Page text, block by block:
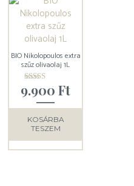
BIO Nikolopoulos extra
szűz olivaolaj 1L
Értékelés:
5.00
/ 5
9.900 Ft
KOSÁRBA
TESZEM